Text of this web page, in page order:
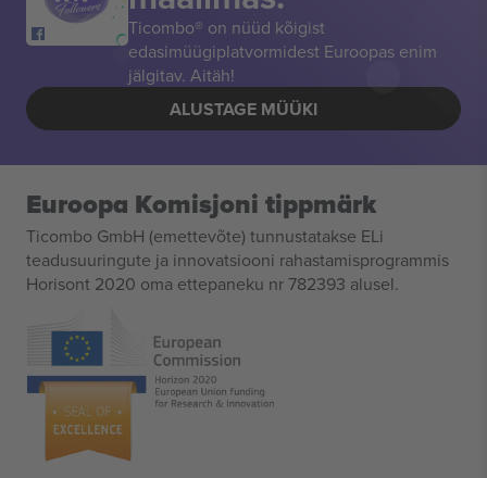
Ticombo® on nüüd kõigist
edasimüügiplatvormidest Euroopas enim
jälgitav. Aitäh!
ALUSTAGE MÜÜKI
Euroopa Komisjoni tippmärk
Ticombo GmbH (emettevõte) tunnustatakse ELi
teadusuuringute ja innovatsiooni rahastamisprogrammis
Horisont 2020 oma ettepaneku nr 782393 alusel.